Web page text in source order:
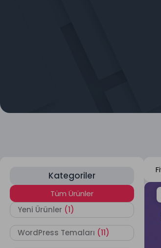
Kategoriler
Tüm Ürünler
Yeni Ürünler (1)
WordPress Temaları (11)